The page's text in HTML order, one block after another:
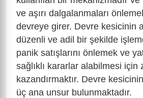
ve aşırı dalgalanmaları
devreye girer. Devre kesicinin
düzenli ve adil bir şekilde
panik satışlarını önlemek ve
sağlıklı kararlar alabilmesi için
kazandırmaktır. Devre
üç ana unsur bulunmaktadır.